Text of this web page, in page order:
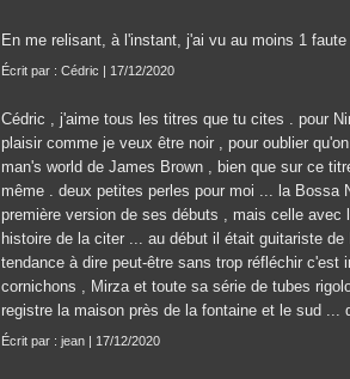
En me relisant, à l'instant, j'ai vu au moins 1
Écrit par : Cédric | 17/12/2020
Cédric , j'aime tous les titres que tu cites . pour
plaisir comme je veux être noir , pour oublier
man's world de James Brown , bien que sur ce
même . deux petites perles pour moi ... la Bossa
première version de ses débuts , mais celle
histoire de la citer ... au début il était guitariste
tendance à dire peut-être sans trop réfléchir
cornichons , Mirza et toute sa série de tubes
registre la maison près de la fontaine et le sud
Écrit par : jean | 17/12/2020